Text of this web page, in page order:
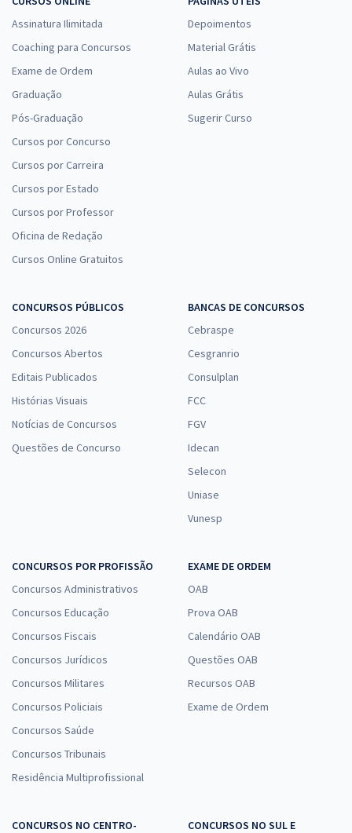
Assinatura Ilimitada
Coaching para Concursos
Exame de Ordem
Graduação
Pós-Graduação
Cursos por Concurso
Cursos por Carreira
Cursos por Estado
Cursos por Professor
Oficina de Redação
Cursos Online Gratuitos
Depoimentos
Material Grátis
Aulas ao Vivo
Aulas Grátis
Sugerir Curso
CONCURSOS PÚBLICOS
Concursos 2026
Concursos Abertos
Editais Publicados
Histórias Visuais
Notícias de Concursos
Questões de Concurso
BANCAS DE CONCURSOS
Cebraspe
Cesgranrio
Consulplan
FCC
FGV
Idecan
Selecon
Uniase
Vunesp
CONCURSOS POR PROFISSÃO
Concursos Administrativos
Concursos Educação
Concursos Fiscais
Concursos Jurídicos
Concursos Militares
Concursos Policiais
Concursos Saúde
Concursos Tribunais
Residência Multiprofissional
EXAME DE ORDEM
OAB
Prova OAB
Calendário OAB
Questões OAB
Recursos OAB
Exame de Ordem
CONCURSOS NO CENTRO-
CONCURSOS NO SUL E